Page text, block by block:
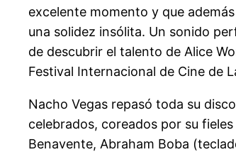
excelente momento y que
una solidez insólita. Un sonido
de descubrir el talento de Alice
Festival Internacional de Cine de
Nacho Vegas repasó toda su
celebrados, coreados por su
Benavente, Abraham Boba